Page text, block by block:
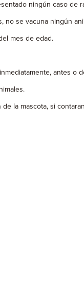
ningún caso de
se vacuna ningún
mes de edad.
antes o
la mascota, si